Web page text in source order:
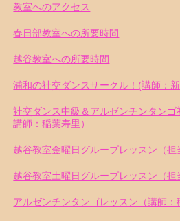
教室へのアクセス
春日部教室への所要時間
越谷教室への所要時間
浦和の社交ダンスサークル！(講師：新
社交ダンス中級＆アルゼンチンタン
講師：稲葉寿里）
越谷教室金曜日グループレッスン（担
越谷教室土曜日グループレッスン（担
アルゼンチンタンゴレッスン（講師：